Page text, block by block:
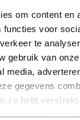
om content en
functies voor
te
gebruik van
media,
gegevens
ze hebt
van jouw gebruik
Een initiatief van
180
Kijk op
van een